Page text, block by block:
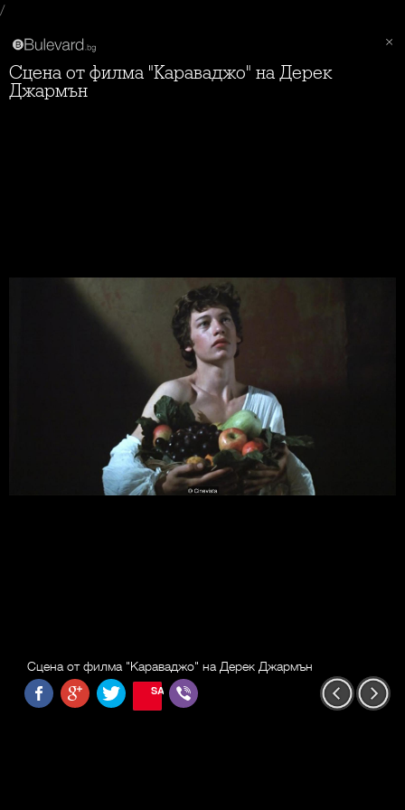
/
Сцена от филма "Караваджо" на Дерек
Джармън
Сцена от филма "Караваджо" на Дерек Джармън
SAVE